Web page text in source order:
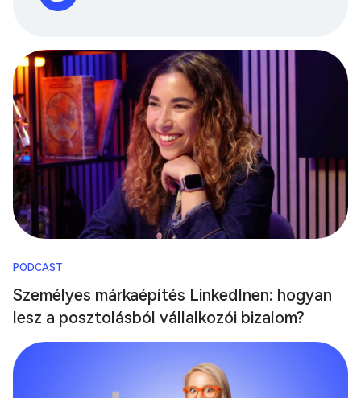
PODCAST
Személyes márkaépítés LinkedInen: hogyan
lesz a posztolásból vállalkozói bizalom?